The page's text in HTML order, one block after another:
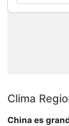
Clima
China es